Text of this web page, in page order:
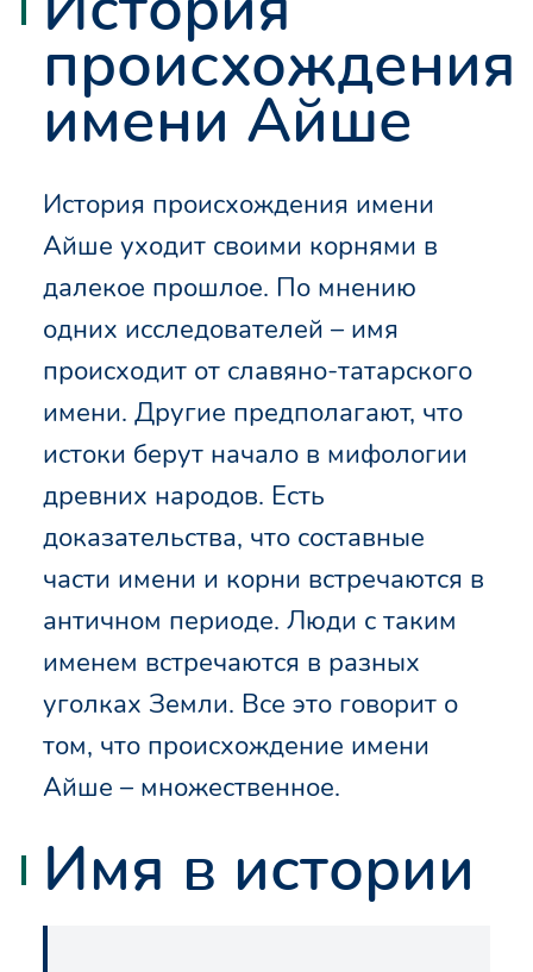
происхождения
имени Айше
История происхождения имени
Айше уходит своими корнями в
далекое прошлое. По мнению
одних исследователей – имя
происходит от славяно-татарского
имени. Другие предполагают, что
истоки берут начало в мифологии
древних народов. Есть
доказательства, что составные
части имени и корни встречаются в
античном периоде. Люди с таким
именем встречаются в разных
уголках Земли. Все это говорит о
том, что происхождение имени
Айше – множественное.
Имя в истории